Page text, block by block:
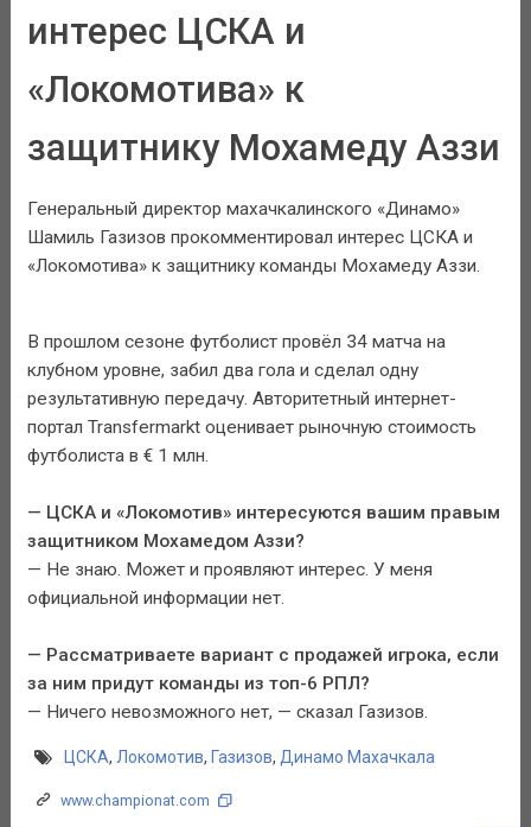
интерес ЦСКА и
«Локомотива» к
защитнику Мохамеду Аззи
Генеральный директор махачкалинского «Динамо»
Шамиль Газизов прокомментировал интерес ЦСКА и
«Локомотива» к защитнику команды Мохамеду Аззи.
В прошлом сезоне футболист провёл 34 матча на
клубном уровне, забил два гола и сделал одну
результативную передачу. Авторитетный интернет-
портал Transfermarkt оценивает рыночную стоимость
футболиста в € 1 млн.
— ЦСКА и «Локомотив» интересуются вашим правым
защитником Мохамедом Аззи?
— Не знаю. Может и проявляют интерес. У меня
официальной информации нет.
— Рассматриваете вариант с продажей игрока, если
за ним придут команды из топ-6 РПЛ?
— Ничего невозможного нет, — сказал Газизов.
ЦСКА, Локомотив, Газизов, Динамо Махачкала
www.championat.com